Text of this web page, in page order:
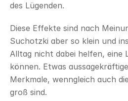
des Lügenden.
Diese Effekte sind nach
Suchotzki aber so klein und
Alltag nicht dabei helfen, eine
können. Etwas
Merkmale, wenngleich auch
groß sind.